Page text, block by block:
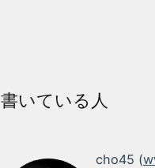
書いている人
cho45 (